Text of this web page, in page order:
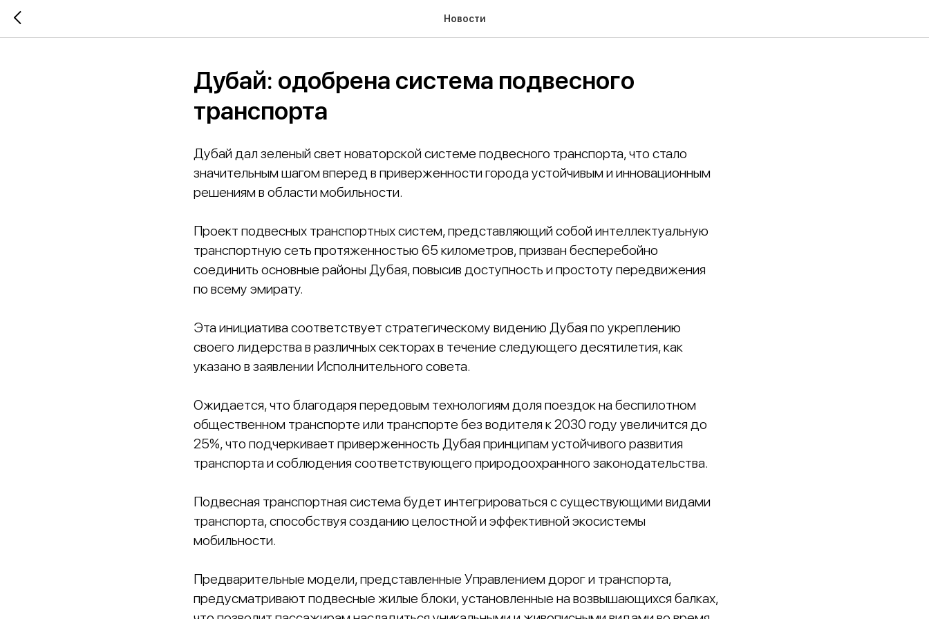
Новости
Дубай: одобрена система подвесного
транспорта
Дубай дал зеленый свет новаторской системе подвесного транспорта, что стало
значительным шагом вперед в приверженности города устойчивым и инновационным
решениям в области мобильности.
Проект подвесных транспортных систем, представляющий собой интеллектуальную
транспортную сеть протяженностью 65 километров, призван бесперебойно
соединить основные районы Дубая, повысив доступность и простоту передвижения
по всему эмирату.
Эта инициатива соответствует стратегическому видению Дубая по укреплению
своего лидерства в различных секторах в течение следующего десятилетия, как
указано в заявлении Исполнительного совета.
Ожидается, что благодаря передовым технологиям доля поездок на беспилотном
общественном транспорте или транспорте без водителя к 2030 году увеличится до
25%, что подчеркивает приверженность Дубая принципам устойчивого развития
транспорта и соблюдения соответствующего природоохранного законодательства.
Подвесная транспортная система будет интегрироваться с существующими видами
транспорта, способствуя созданию целостной и эффективной экосистемы
мобильности.
Предварительные модели, представленные Управлением дорог и транспорта,
предусматривают подвесные жилые блоки, установленные на возвышающихся балках,